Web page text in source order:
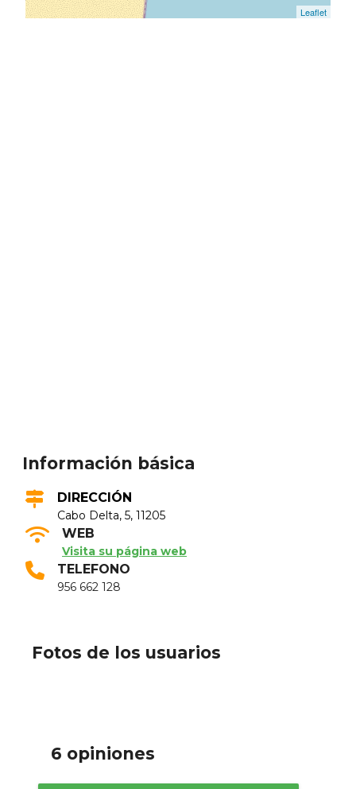
Leaflet
Información básica
DIRECCIÓN
Cabo Delta, 5, 11205
WEB
Visita su página web
TELEFONO
956 662 128
Fotos de los usuarios
6 opiniones